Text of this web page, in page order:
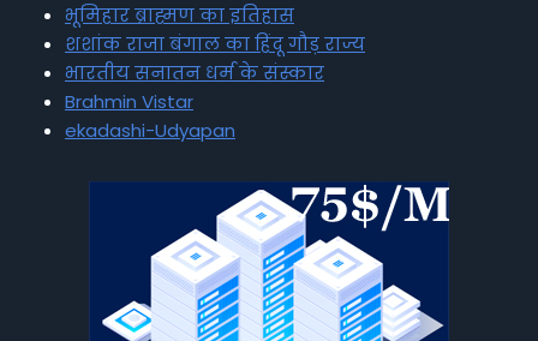
भूमिहार ब्राह्मण का इतिहास
शशांक राजा बंगाल का हिंदू गौड़ राज्य
भारतीय सनातन धर्म के संस्कार
Brahmin Vistar
ekadashi-Udyapan